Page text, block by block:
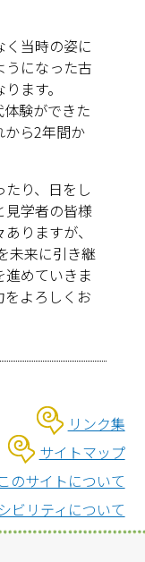
当時の姿に
うになった古
ます。
験ができた
から2年間か
り、日をし
見学者の皆様
りますが、
未来に引き継
めていきま
よろしくお
リンク集
サイトマップ
このサイトについて
ビリティについて